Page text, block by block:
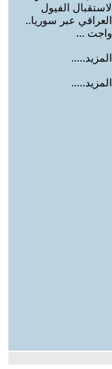
لاستقبال الفيول
العراقي عبر سوريا..
واجت ...
المزيد.....
المزيد.....